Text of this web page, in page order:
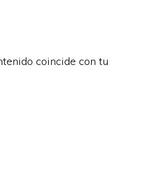
coincide con tu